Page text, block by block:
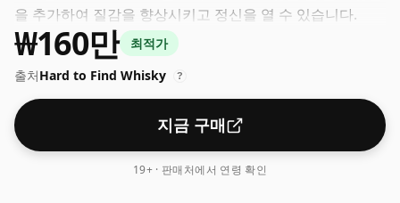
을 추가하여 질감을 향상시키고 정신을 열 수 있습니다.
₩160만
최적가
출처Hard to Find Whisky ?
지금 구매
19+ · 판매처에서 연령 확인